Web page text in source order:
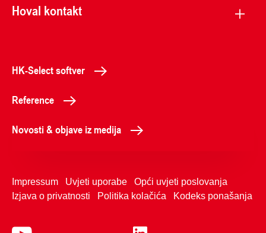
Hoval kontakt
HK-Select softver
Reference
Novosti & objave iz medija
Impressum Uvjeti uporabe
Opći uvjeti poslovanja
Izjava o privatnosti
Politika kolačića Kodeks ponašanja